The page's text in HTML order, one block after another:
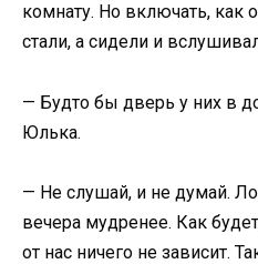
комнату. Но включать, как
стали, а сидели и
— Будто бы дверь у них в
Юлька.
— Не слушай, и не думай.
вечера мудренее. Как
от нас ничего не зависит.